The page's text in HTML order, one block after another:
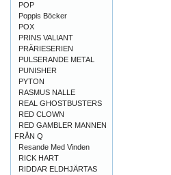
POP
Poppis Böcker
POX
PRINS VALIANT
PRÄRIESERIEN
PULSERANDE METAL
PUNISHER
PYTON
RASMUS NALLE
REAL GHOSTBUSTERS
RED CLOWN
RED GAMBLER MANNEN
FRÅN Q
Resande Med Vinden
RICK HART
RIDDAR ELDHJÄRTAS